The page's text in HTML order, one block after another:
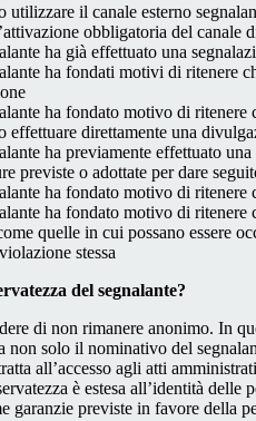
utilizzare il canale esterno
obbligatoria del canale
ha già effettuato una
ha fondati motivi di ritenere
ha fondato motivo di
effettuare direttamente una
ha previamente effettuato
previste o adottate per dare
ha fondato motivo di
ha fondato motivo di
quelle in cui possano essere
stessa
del segnalante?
di non rimanere anonimo. In
non solo il nominativo del
all’accesso agli atti
è estesa all’identità
garanzie previste in favore della